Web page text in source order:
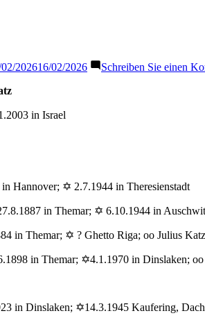
202616/02/2026 Schreiben Sie einen
in Israel
Hannover; ✡ 2.7.1944 in Theresienstadt
in Themar; ✡ 6.10.1944 in
in Themar; ✡ ? Ghetto Riga; oo Julius Katz
in Themar; ✡4.1.1970 in Dinslaken;
in Dinslaken; ✡14.3.1945 Kaufering,